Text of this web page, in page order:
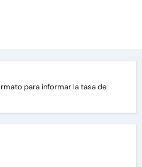
para informar la tasa de